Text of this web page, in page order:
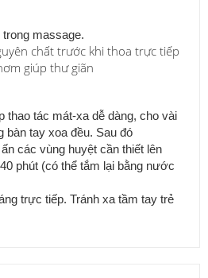
massage.
chất trước khi thoa trực tiếp
giúp thư giãn
thao tác mát-xa dễ dàng, cho vài
bàn tay xoa đều. Sau đó
các vùng huyệt cần thiết lên
phút (có thể tắm lại bằng nước
trực tiếp. Tránh xa tầm tay trẻ